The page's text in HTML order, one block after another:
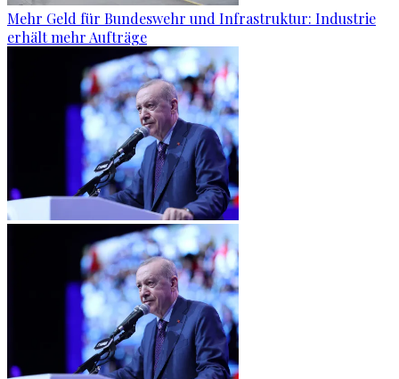
Mehr Geld für Bundeswehr und Infrastruktur: Industrie
erhält mehr Aufträge